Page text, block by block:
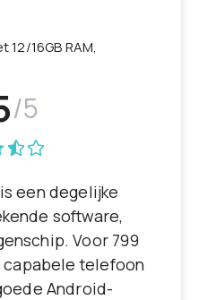
16GB RAM,
/5
een degelijke
software,
Voor 799
capabele telefoon
Android-